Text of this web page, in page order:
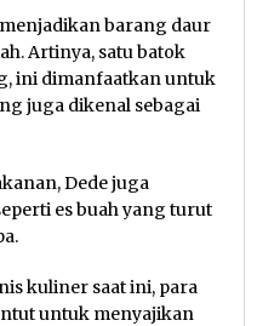
barang daur
Artinya, satu batok
ini dimanfaatkan untuk
juga dikenal sebagai
Dede juga
es buah yang turut
kuliner saat ini, para
untuk menyajikan